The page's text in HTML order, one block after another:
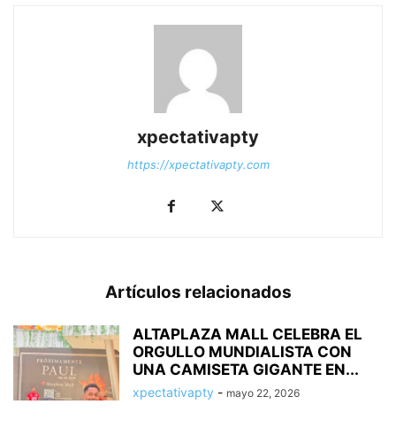
xpectativapty
https://xpectativapty.com
Artículos relacionados
ALTAPLAZA MALL CELEBRA EL
ORGULLO MUNDIALISTA CON
UNA CAMISETA GIGANTE EN...
xpectativapty - mayo 22, 2026